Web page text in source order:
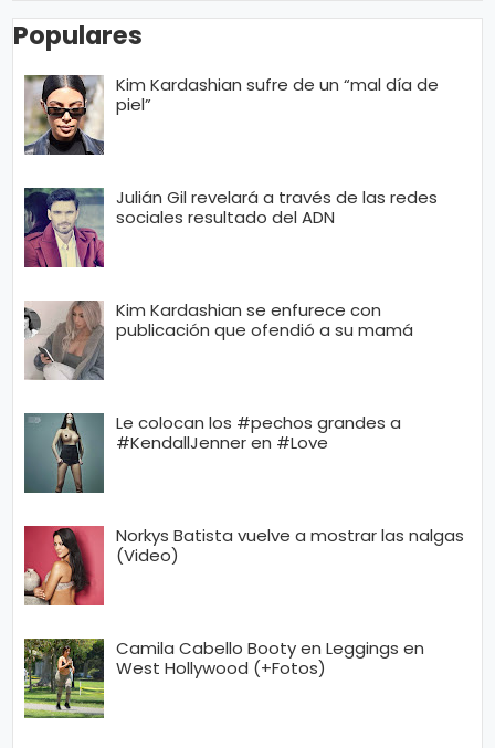
Populares
Kim Kardashian sufre de un “mal día de
piel”
Julián Gil revelará a través de las redes
sociales resultado del ADN
Kim Kardashian se enfurece con
publicación que ofendió a su mamá
Le colocan los #pechos grandes a
#KendallJenner en #Love
Norkys Batista vuelve a mostrar las nalgas
(Video)
Camila Cabello Booty en Leggings en
West Hollywood (+Fotos)